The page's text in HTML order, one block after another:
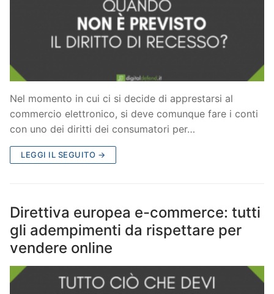
Nel momento in cui ci si decide di apprestarsi al
commercio elettronico, si deve comunque fare i conti
con uno dei diritti dei consumatori per…
LEGGI IL SEGUITO →
Direttiva europea e-commerce: tutti
gli adempimenti da rispettare per
vendere online